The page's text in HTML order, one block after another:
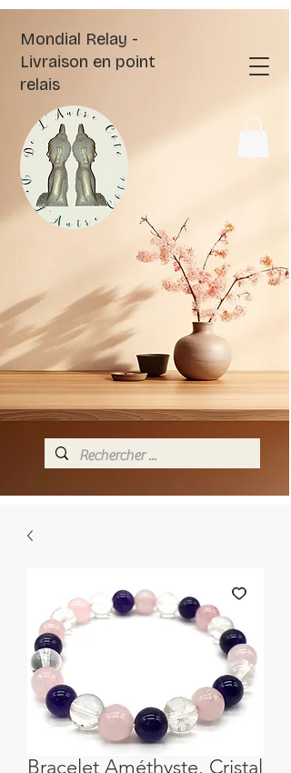
Mondial Relay -
Livraison en point
relais
Bracelet Améthyste, Cristal